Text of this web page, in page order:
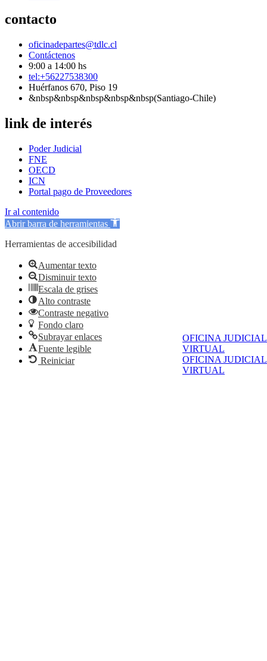
OFICINA JUDICIAL
VIRTUAL
OFICINA JUDICIAL
VIRTUAL
contacto
oficinadepartes@tdlc.cl
Contáctenos
9:00 a 14:00 hs
tel:+56227538300
Huérfanos 670, Piso 19
&nbsp&nbsp&nbsp&nbsp&nbsp(Santiago-Chile)
link de interés
Poder Judicial
FNE
OECD
ICN
Portal pago de Proveedores
Ir al contenido
Abrir barra de herramientas
Herramientas de accesibilidad
Aumentar texto
Disminuir texto
Escala de grises
Alto contraste
Contraste negativo
Fondo claro
Subrayar enlaces
Fuente legible
Reiniciar